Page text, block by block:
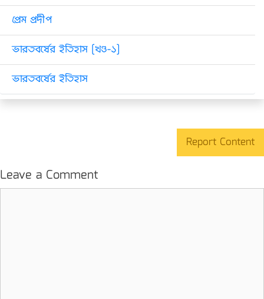
প্রেম প্রদীপ
ভারতবর্ষের ইতিহাস [খণ্ড-১]
ভারতবর্ষের ইতিহাস
Report Content
Leave a Comment